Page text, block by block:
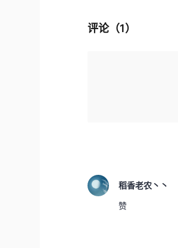
评论（1）
稻香老农丶丶
赞